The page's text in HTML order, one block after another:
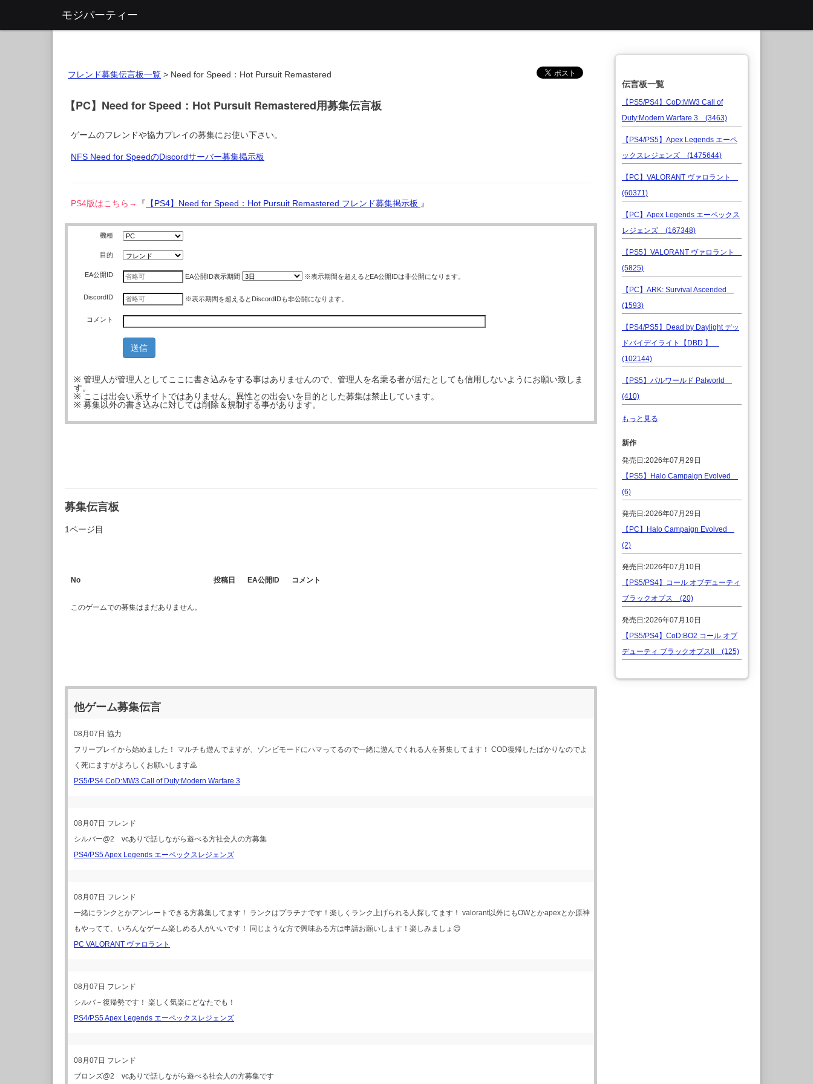
モジパーティー
フレンド募集伝言板一覧 > Need for Speed：Hot Pursuit Remastered
【PC】Need for Speed：Hot Pursuit Remastered用募集伝言板
ゲームのフレンドや協力プレイの募集にお使い下さい。
NFS Need for SpeedのDiscordサーバー募集掲示板
PS4版はこちら→ 『 【PS4】Need for Speed：Hot Pursuit Remastered フレンド募集掲示板 』
機種
目的
EA公開ID EA公開ID表示期間 ※表示期間を超えるとEA公開IDは非公開になります。
DiscordID ※表示期間を超えるとDiscordIDも非公開になります。
コメント
※ 管理人が管理人としてここに書き込みをする事はありませんので、管理人を名乗る者が居たとしても信用しないようにお願い致しま
す。
※ ここは出会い系サイトではありません。異性との出会いを目的とした募集は禁止しています。
※ 募集以外の書き込みに対しては削除＆規制する事があります。
募集伝言板
1ページ目
No 投稿日 EA公開ID コメント
このゲームでの募集はまだありません。
他ゲーム募集伝言
08月07日 協力
フリープレイから始めました！ マルチも遊んでますが、ゾンビモードにハマってるので一緒に遊んでくれる人を募集してます！ COD復帰したばかりなのでよ
く死にますがよろしくお願いします🙇
PS5/PS4 CoD:MW3 Call of Duty:Modern Warfare 3
08月07日 フレンド
シルバー@2 vcありで話しながら遊べる方社会人の方募集
PS4/PS5 Apex Legends エーペックスレジェンズ
08月07日 フレンド
一緒にランクとかアンレートできる方募集してます！ ランクはプラチナです！楽しくランク上げられる人探してます！ valorant以外にもOWとかapexとか原神
もやってて、いろんなゲーム楽しめる人がいいです！ 同じような方で興味ある方は申請お願いします！楽しみましょ😊
PC VALORANT ヴァロラント
08月07日 フレンド
シルバ－復帰勢です！ 楽しく気楽にどなたでも！
PS4/PS5 Apex Legends エーペックスレジェンズ
08月07日 フレンド
ブロンズ@2 vcありで話しながら遊べる社会人の方募集です
伝言板一覧
【PS5/PS4】CoD:MW3 Call of
Duty:Modern Warfare 3 (3463)
【PS4/PS5】Apex Legends エーペ
ックスレジェンズ (1475644)
【PC】VALORANT ヴァロラント
(60371)
【PC】Apex Legends エーペックス
レジェンズ (167348)
【PS5】VALORANT ヴァロラント
(5825)
【PC】ARK: Survival Ascended
(1593)
【PS4/PS5】Dead by Daylight デッ
ドバイデイライト【DBD 】
(102144)
【PS5】パルワールド Palworld
(410)
もっと見る
新作
発売日:2026年07月29日
【PS5】Halo Campaign Evolved
(6)
発売日:2026年07月29日
【PC】Halo Campaign Evolved
(2)
発売日:2026年07月10日
【PS5/PS4】コール オブデューティ
ブラックオプス (20)
発売日:2026年07月10日
【PS5/PS4】CoD:BO2 コール オブ
デューティ ブラックオプスII (125)